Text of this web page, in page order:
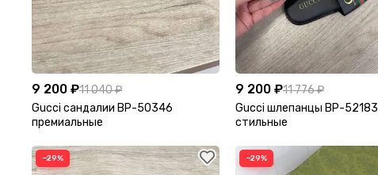
9 200 ₽11 040 ₽
Gucci сандалии BP-50346
премиальные
9 200 ₽11 776 ₽
Gucci шлепанцы BP-52183
стильные
−29% −29%